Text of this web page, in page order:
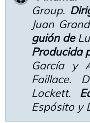
Group.
Juan
guión de
Producida
García y
Faillace.
Lockett.
Espósito y